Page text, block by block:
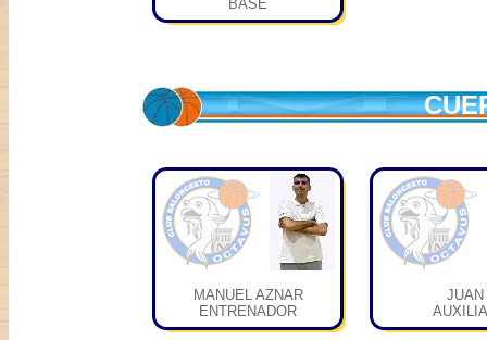
BASE
MANUEL AZNAR
ENTRENADOR
JUAN